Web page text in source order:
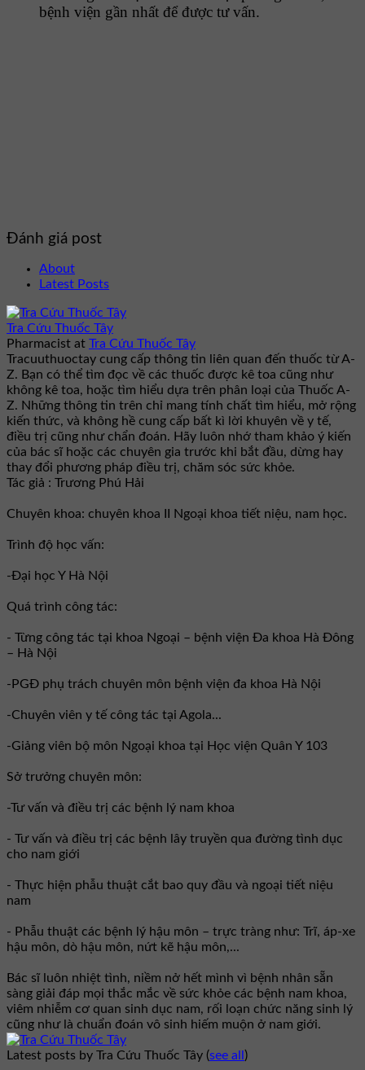
bệnh viện gần nhất để được tư vấn.
Đánh giá post
About
Latest Posts
Tra Cứu Thuốc Tây
Pharmacist at Tra Cứu Thuốc Tây
Tracuuthuoctay cung cấp thông tin liên quan đến thuốc từ A-
Z. Bạn có thể tìm đọc về các thuốc được kê toa cũng như
không kê toa, hoặc tìm hiểu dựa trên phân loại của Thuốc A-
Z. Những thông tin trên chỉ mang tính chất tìm hiểu, mở rộng
kiến thức, và không hề cung cấp bất kì lời khuyên về y tế,
điều trị cũng như chẩn đoán. Hãy luôn nhớ tham khảo ý kiến
của bác sĩ hoặc các chuyên gia trước khi bắt đầu, dừng hay
thay đổi phương pháp điều trị, chăm sóc sức khỏe.
Tác giả : Trương Phú Hải
Chuyên khoa: chuyên khoa II Ngoại khoa tiết niệu, nam học.
Trình độ học vấn:
-Đại học Y Hà Nội
Quá trình công tác:
- Từng công tác tại khoa Ngoại – bệnh viện Đa khoa Hà Đông
– Hà Nội
-PGĐ phụ trách chuyên môn bệnh viện đa khoa Hà Nội
-Chuyên viên y tế công tác tại Agola...
-Giảng viên bộ môn Ngoại khoa tại Học viện Quân Y 103
Sở trưởng chuyên môn:
-Tư vấn và điều trị các bệnh lý nam khoa
- Tư vấn và điều trị các bệnh lây truyền qua đường tình dục
cho nam giới
- Thực hiện phẫu thuật cắt bao quy đầu và ngoại tiết niệu
nam
- Phẫu thuật các bệnh lý hậu môn – trực tràng như: Trĩ, áp-xe
hậu môn, dò hậu môn, nứt kẽ hậu môn,...
Bác sĩ luôn nhiệt tình, niềm nở hết mình vì bệnh nhân sẵn
sàng giải đáp mọi thắc mắc về sức khỏe các bệnh nam khoa,
viêm nhiễm cơ quan sinh dục nam, rối loạn chức năng sinh lý
cũng như là chuẩn đoán vô sinh hiếm muộn ở nam giới.
Latest posts by Tra Cứu Thuốc Tây (see all )